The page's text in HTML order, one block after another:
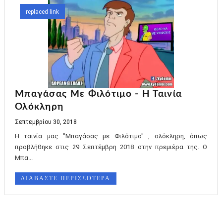
replaced link
Μπαγάσας Με Φιλότιμο - Η Ταινία
Ολόκληρη
Σεπτεμβρίου 30, 2018
Η ταινία μας "Μπαγάσας με Φιλότιμο" , ολόκληρη, όπως
προβλήθηκε στις 29 Σεπτέμβρη 2018 στην πρεμιέρα της. Ο
Μπα...
ΔΙΑΒΑΣΤΕ ΠΕΡΙΣΣΟΤΕΡΑ